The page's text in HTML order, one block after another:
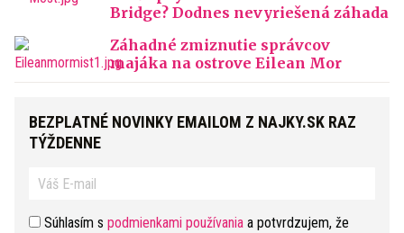
Bridge? Dodnes nevyriešená záhada
Záhadné zmiznutie správcov
majáka na ostrove Eilean Mor
BEZPLATNÉ NOVINKY EMAILOM Z NAJKY.SK RAZ
TÝŽDENNE
Súhlasím s podmienkami používania a potvrdzujem, že